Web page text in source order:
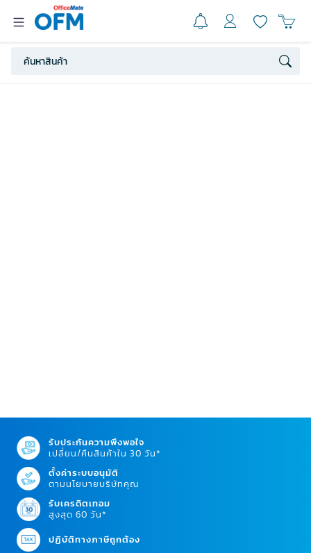
รับประกันความพึงพอใจ
เปลี่ยน/คืนสินค้าใน 30 วัน*
ตั้งค่าระบบอนุมัติ
ตามนโยบายบริษัทคุณ
รับเครดิตเทอม
สูงสุด 60 วัน*
ปฏิบัติทางภาษีถูกต้อง